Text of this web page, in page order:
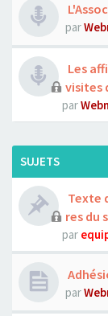
par
Les
visites
par
SUJETS
Texte
res du
par
par